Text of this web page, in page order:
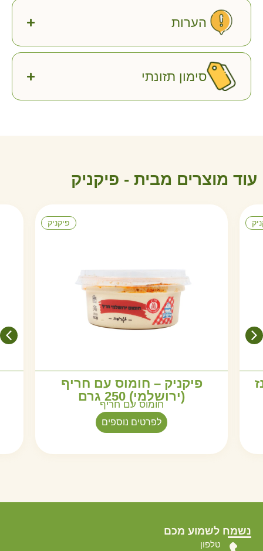
הערות
סימון תזונתי
עוד מוצרים מבית - פיקניק
פיקניק
פיקניק – חומוס עם חריף
(ירושלמי) 250 גרם
חומוס עם חריף
לפרטים נוספים
נשמח לשמוע מכם
טלפון